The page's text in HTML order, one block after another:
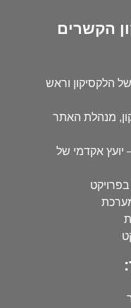
הקשרים
הלקסיקון וראש
מנהלת האתר
יועץ אקדמי של